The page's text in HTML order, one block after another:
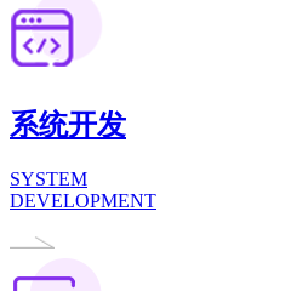
系统开发
SYSTEM
DEVELOPMENT